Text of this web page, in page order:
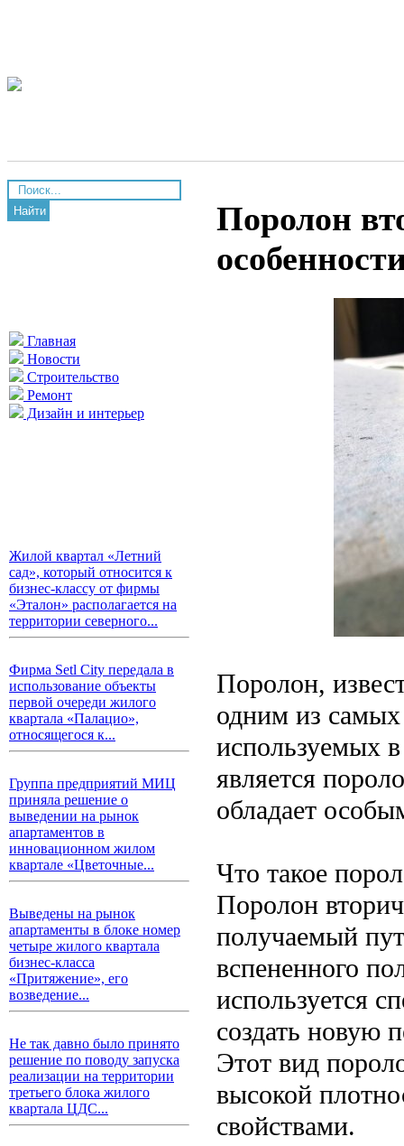
Найти
Главная
Новости
Строительство
Ремонт
Дизайн и интерьер
Жилой квартал «Летний
сад», который относится к
бизнес-классу от фирмы
«Эталон» располагается на
территории северного...
Фирма Setl City передала в
использование объекты
первой очереди жилого
квартала «Палацио»,
относящегося к...
Группа предприятий МИЦ
приняла решение о
выведении на рынок
апартаментов в
инновационном жилом
квартале «Цветочные...
Выведены на рынок
апартаменты в блоке номер
четыре жилого квартала
бизнес-класса
«Притяжение», его
возведение...
Не так давно было принято
решение по поводу запуска
реализации на территории
третьего блока жилого
квартала ЦДС...
Поролон
Поролон,
одним из
используемых
является
обладает
Что такое
Поролон
получаемый
вспененного
используется
создать новую
Этот вид
высокой
свойствами.